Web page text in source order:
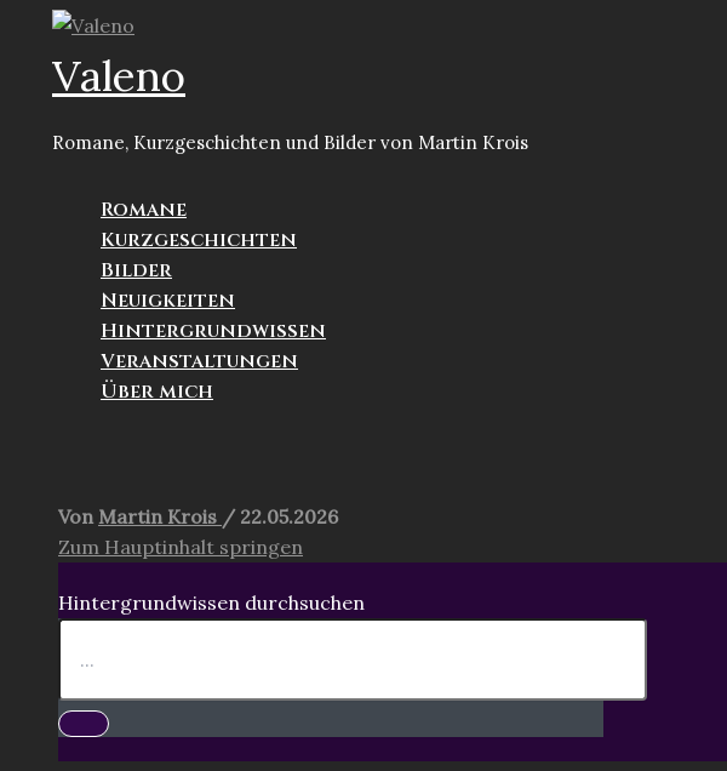
Inhalt
springen
Valeno
Romane, Kurzgeschichten und Bilder von Martin Krois
Romane
Kurzgeschichten
Bilder
Neuigkeiten
Hintergrundwissen
Veranstaltungen
Über mich
Von Martin Krois / 22.05.2026
Zum Hauptinhalt springen
Hintergrundwissen durchsuchen